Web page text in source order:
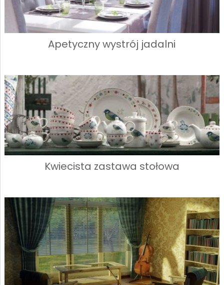
Apetyczny wystrój jadalni
Kwiecista zastawa stołowa